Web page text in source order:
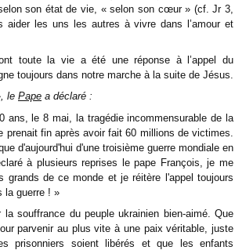
son état de vie, « selon son cœur » (cf. Jr 3,
aider les uns les autres à vivre dans l’amour et
toute la vie a été une réponse à l’appel du
toujours dans notre marche à la suite de Jésus.
le Pape a déclaré :
le 8 mai, la tragédie incommensurable de la
prenait fin après avoir fait 60 millions de victimes.
d'aujourd'hui d'une troisième guerre mondiale en
à plusieurs reprises le pape François, je me
grands de ce monde et je réitère l'appel toujours
la guerre ! »
souffrance du peuple ukrainien bien-aimé. Que
parvenir au plus vite à une paix véritable, juste
prisonniers soient libérés et que les enfants